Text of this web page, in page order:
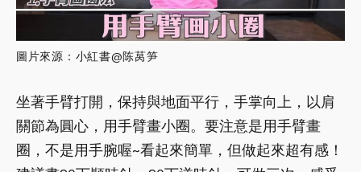
圖片來源：小紅書@陈莴笋
坐著手臂打開，保持與地面平行，手掌向上，以肩
關節為圓心，用手臂畫小圈。要注意是用手臂畫
圈，不是用手腕喔~看起來簡單，但做起來超有感！